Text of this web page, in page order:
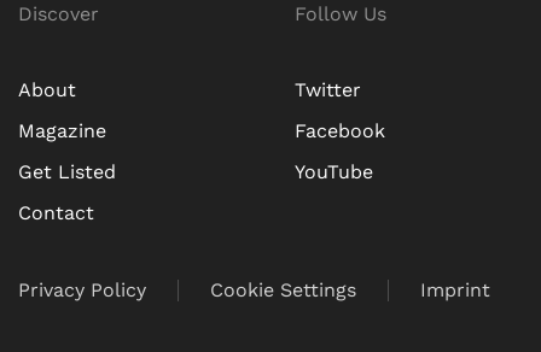
Discover
About
Magazine
Get Listed
Contact
Follow Us
Twitter
Facebook
YouTube
Privacy Policy Cookie Settings Imprint